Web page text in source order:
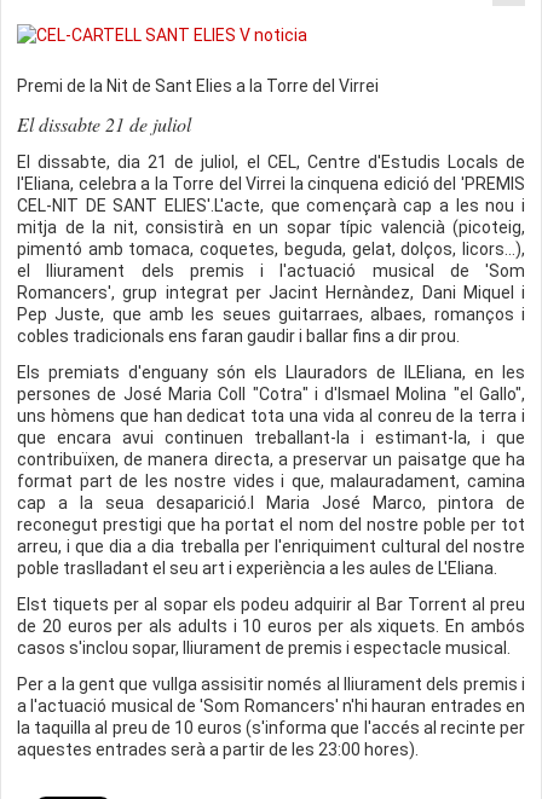
Premi de la Nit de Sant Elies a la Torre del Virrei
El dissabte 21 de juliol
El dissabte, dia 21 de juliol, el CEL, Centre d'Estudis Locals de
l'Eliana, celebra a la Torre del Virrei la cinquena edició del 'PREMIS
CEL-NIT DE SANT ELIES'.L'acte, que començarà cap a les nou i
mitja de la nit, consistirà en un sopar típic valencià (picoteig,
pimentó amb tomaca, coquetes, beguda, gelat, dolços, licors...),
el lliurament dels premis i l'actuació musical de 'Som
Romancers', grup integrat per Jacint Hernàndez, Dani Miquel i
Pep Juste, que amb les seues guitarraes, albaes, romanços i
cobles tradicionals ens faran gaudir i ballar fins a dir prou.
Els premiats d'enguany són els Llauradors de lLEliana, en les
persones de José Maria Coll "Cotra" i d'Ismael Molina "el Gallo",
uns hòmens que han dedicat tota una vida al conreu de la terra i
que encara avui continuen treballant-la i estimant-la, i que
contribuïxen, de manera directa, a preservar un paisatge que ha
format part de les nostre vides i que, malauradament, camina
cap a la seua desaparició.I Maria José Marco, pintora de
reconegut prestigi que ha portat el nom del nostre poble per tot
arreu, i que dia a dia treballa per l'enriquiment cultural del nostre
poble traslladant el seu art i experiència a les aules de L'Eliana.
Elst tiquets per al sopar els podeu adquirir al Bar Torrent al preu
de 20 euros per als adults i 10 euros per als xiquets. En ambós
casos s'inclou sopar, lliurament de premis i espectacle musical.
Per a la gent que vullga assisitir només al lliurament dels premis i
a l'actuació musical de 'Som Romancers' n'hi hauran entrades en
la taquilla al preu de 10 euros (s'informa que l'accés al recinte per
aquestes entrades serà a partir de les 23:00 hores).